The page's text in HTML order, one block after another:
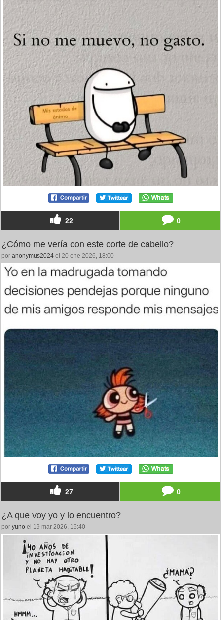
22 0
¿Cómo me vería con este corte de cabello?
por anonymus2024 el 20 ene 2026, 18:00
27 0
¿A que voy yo y lo encuentro?
por yuno el 19 mar 2026, 16:40